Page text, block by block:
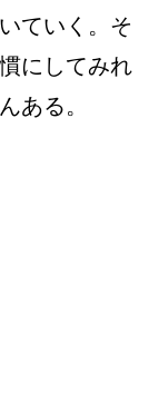
ていく。そ
にしてみれ
ある。